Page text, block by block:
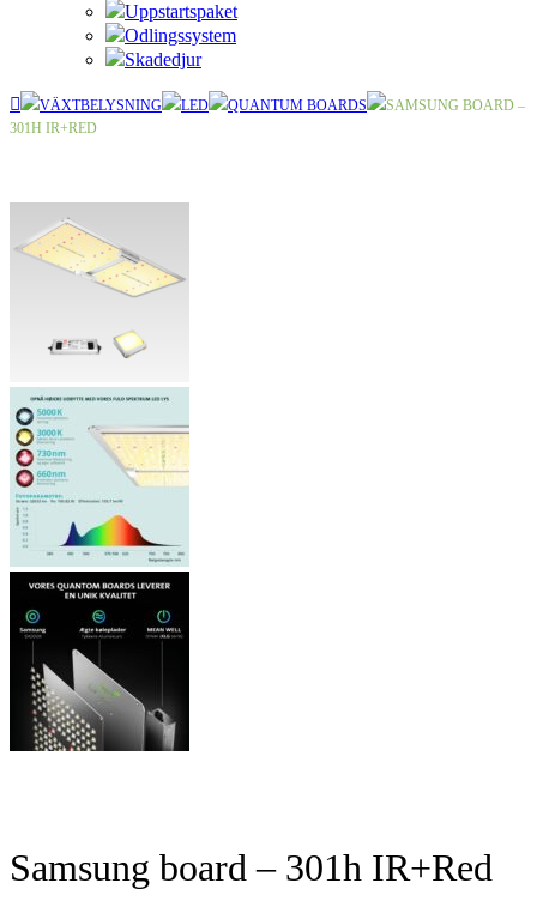
Uppstartspaket
Odlingssystem
Skadedjur
VÄXTBELYSNING LED QUANTUM BOARDS
SAMSUNG BOARD –
301H IR+RED
Samsung board – 301h IR+Red